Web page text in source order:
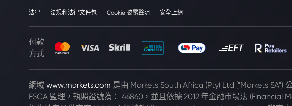
法律 法規和法律文件包 Cookie 披露聲明 安全上網
付款
方式
網域 www.markets.com 是由 Markets South Africa (Pty) Ltd ("Markets SA")
FSCA 監理，執照證號為： 46860，並且依據 2012 年金融市場法 (Financial